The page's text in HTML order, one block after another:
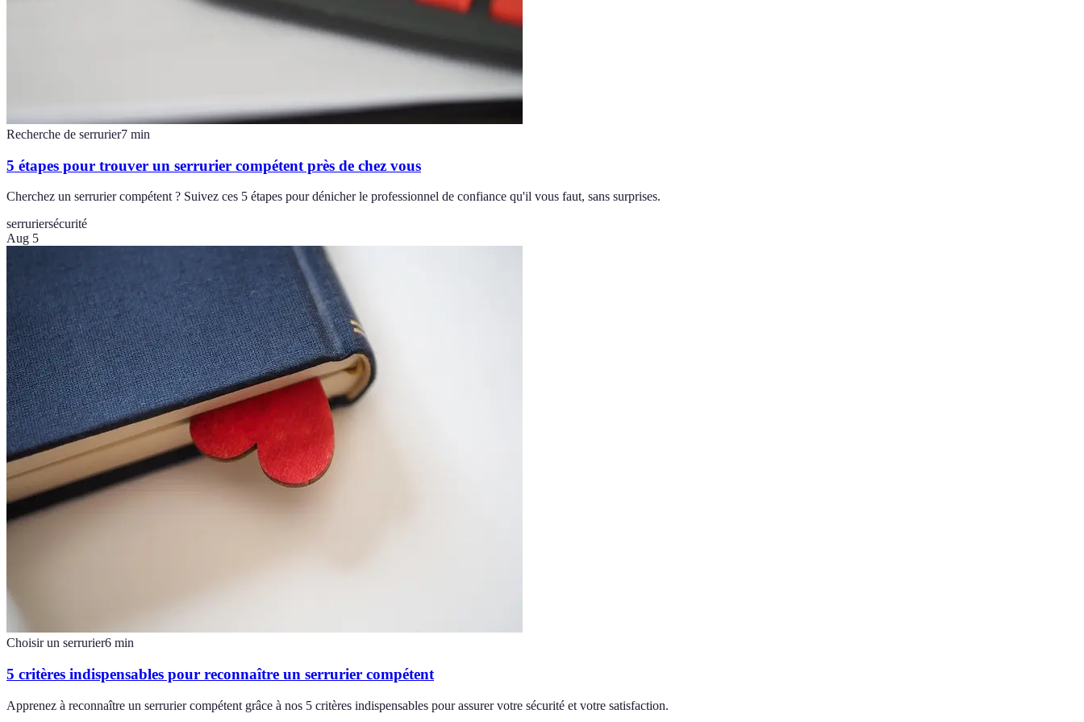
Recherche de serrurier7 min
5 étapes pour trouver un serrurier compétent près de chez vous
Cherchez un serrurier compétent ? Suivez ces 5 étapes pour dénicher le professionnel de confiance qu'il vous faut, sans surprises.
serruriersécurité
Aug 5
Choisir un serrurier6 min
5 critères indispensables pour reconnaître un serrurier compétent
Apprenez à reconnaître un serrurier compétent grâce à nos 5 critères indispensables pour assurer votre sécurité et votre satisfaction.